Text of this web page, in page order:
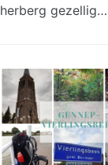
herberg gezellig…